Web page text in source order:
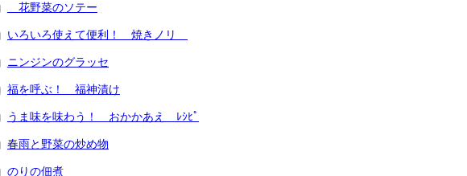
花野菜のソテー
いろいろ使えて便利！ 焼きノリ
ニンジンのグラッセ
福を呼ぶ！ 福神漬け
うま味を味わう！ おかかあえ ﾚｼﾋﾟ
春雨と野菜の炒め物
のりの佃煮